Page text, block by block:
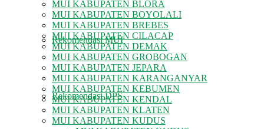
Rekomendasi MUI
Rekomendasi DPS
MUI KABUPATEN BLORA
MUI KABUPATEN BOYOLALI
MUI KABUPATEN BREBES
MUI KABUPATEN CILACAP
MUI KABUPATEN DEMAK
MUI KABUPATEN GROBOGAN
MUI KABUPATEN JEPARA
MUI KABUPATEN KARANGANYAR
MUI KABUPATEN KEBUMEN
MUI KABUPATEN KENDAL
MUI KABUPATEN KLATEN
MUI KABUPATEN KUDUS